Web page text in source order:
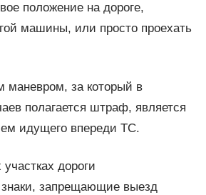
положение на дороге,
машины, или просто проехать
маневром, за который в
полагается штраф, является
идущего впереди ТС.
дороги
запрещающие выезд